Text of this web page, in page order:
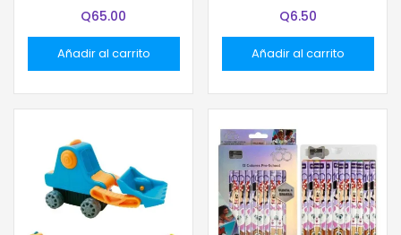
Q65.00
Añadir al carrito
Q6.50
Añadir al carrito